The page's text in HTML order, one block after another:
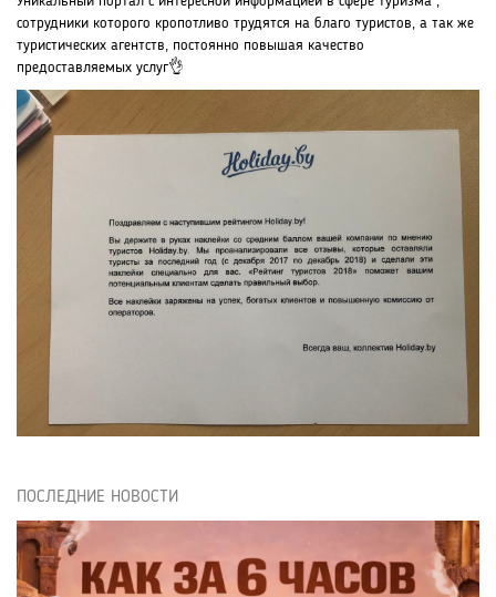
сотрудники которого кропотливо трудятся на благо туристов, а так же
туристических агентств, постоянно повышая качество
предоставляемых услуг👌
ПОСЛЕДНИЕ НОВОСТИ